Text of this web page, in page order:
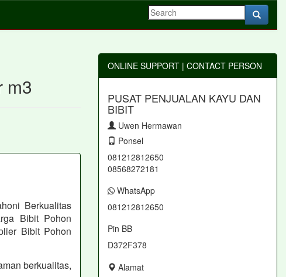
m3
Berkualitas
Bibit Pohon
Bibit Pohon
berkualitas,
ONLINE SUPPORT | CONTACT PERSON
PUSAT PENJUALAN KAYU DAN
BIBIT
Uwen Hermawan
Ponsel
081212812650
08568272181
WhatsApp
081212812650
Pin BB
D372F378
Alamat